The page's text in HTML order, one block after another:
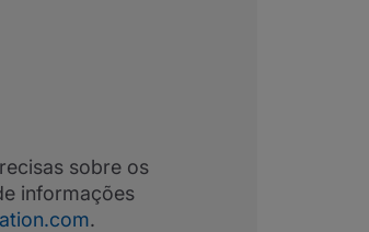
sobre os
informações
.